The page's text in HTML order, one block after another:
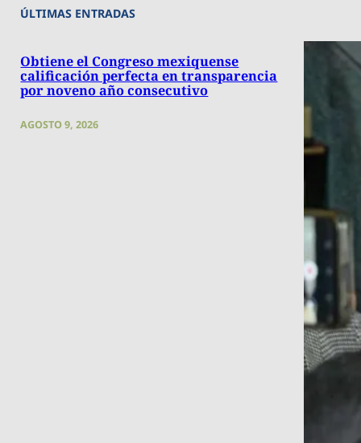
ÚLTIMAS ENTRADAS
Obtiene el Congreso mexiquense
calificación perfecta en transparencia
por noveno año consecutivo
AGOSTO 9, 2026